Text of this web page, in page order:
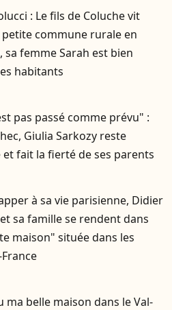
: Le fils de Coluche vit
commune rurale en
sa femme Sarah est bien
habitants
pas passé comme prévu" :
Giulia Sarkozy reste
fait la fierté de ses parents
à sa vie parisienne, Didier
sa famille se rendent dans
maison" située dans les
ma belle maison dans le Val-